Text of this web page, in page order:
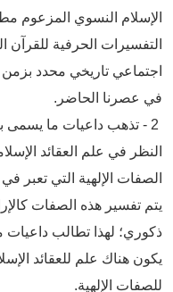
الإسلام النسوي المزعوم
التفسيرات الحرفية للقرآن
اجتماعي تاريخي محدد بزمن
في عصرنا الحاضر.
2 - تذهب داعيات ما يسمى
النظر في علم العقائد
الصفات الإلهية التي
يتم تفسير هذه الصفات
ذكوري؛ لهذا تطالب داعيات
يكون هناك علم للعقائد
للصفات الإلهية.